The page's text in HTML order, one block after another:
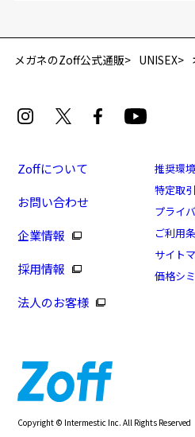
[スペシャルプライス]+1.0
GLASSES(リーディンググラ
商品番号：ZT191R04-10R1/
単価：￥3,300
※商品が再入荷された際にメールでお知らせし
※本サービスは商品の購入をお約束するもの
※ご希望の商品が再入荷しない場合もござい
※「再入荷お知らせメール」はZoffオンライ
となります。
再入荷の
ル】のご提示が無かった場合、レン
円(税込)を頂戴いたしますので、予め
重さ
13.1g
※着脱式サングラス：デモレンズ、アタッチ
タイプ
オーバル
材質
安心3 かかり具合調整無
フレームの歪みやかかり具
す。
もっと見る
メガネのZoff公式通販 UNISEX
Zoffについて
お問い合わせ
企業情報
採用情報
法人のお客様
推奨環境
特定取
プライ
ご利用
サイト
価格シ
Copyright © Intermestic Inc. All Rights Reserved